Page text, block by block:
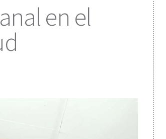
en el